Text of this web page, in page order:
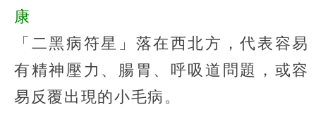
康
「二黑病符星」落在西北方，代表容易
有精神壓力、腸胃、呼吸道問題，或容
易反覆出現的小毛病。